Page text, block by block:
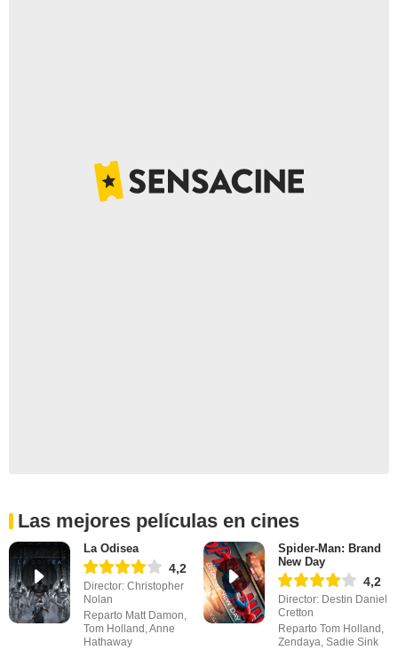
Las mejores películas en cines
La Odisea
4,2
Director: Christopher
Nolan
Reparto Matt Damon,
Tom Holland, Anne
Hathaway
Spider-Man: Brand
New Day
4,2
Director: Destin Daniel
Cretton
Reparto Tom Holland,
Zendaya, Sadie Sink